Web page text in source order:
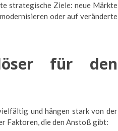
strategische Ziele: neue Märkte
oder auf veränderte
für den
und hängen stark von der
Faktoren, die den Anstoß gibt: